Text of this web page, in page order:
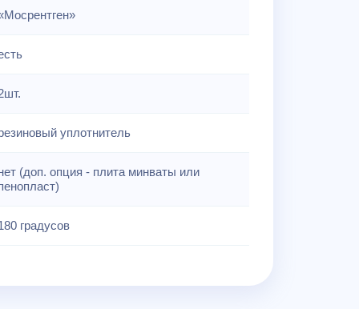
уплотнитель
(доп. опция - плита минваты или
градусов